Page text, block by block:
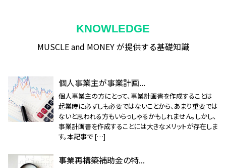
KNOWLEDGE
MUSCLE and MONEY が提供する基礎知識
個人事業主が事業計画...
個人事業主の方にとって、事業計画書を作成することは
起業時に必ずしも必要ではないことから、あまり重要では
ないと思われる方もいらっしゃるかもしれません。しかし、
事業計画書を作成することには大きなメリットが存在しま
す。本記事で […]
事業再構築補助金の特...